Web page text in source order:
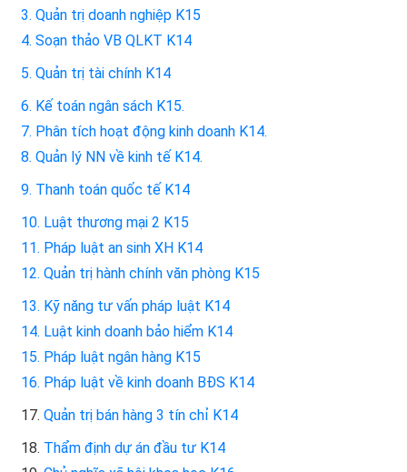
3. Quản trị doanh nghiệp K15
4. Soạn thảo VB QLKT K14
5. Quản trị tài chính K14
6. Kế toán ngân sách K15.
7. Phân tích hoạt động kinh doanh K14.
8. Quản lý NN về kinh tế K14.
9. Thanh toán quốc tế K14
10. Luật thương mại 2 K15
11. Pháp luật an sinh XH K14
12. Quản trị hành chính văn phòng K15
13. Kỹ năng tư vấn pháp luật K14
14. Luật kinh doanh bảo hiểm K14
15. Pháp luật ngân hàng K15
16. Pháp luật về kinh doanh BĐS K14
17. Quản trị bán hàng 3 tín chỉ K14
18. Thẩm định dự án đầu tư K14